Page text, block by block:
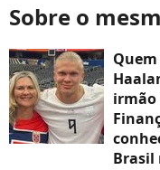
Sobre o
irmão
Brasil